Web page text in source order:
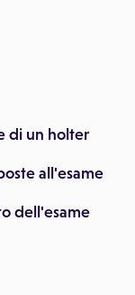
di un holter
all'esame
dell'esame